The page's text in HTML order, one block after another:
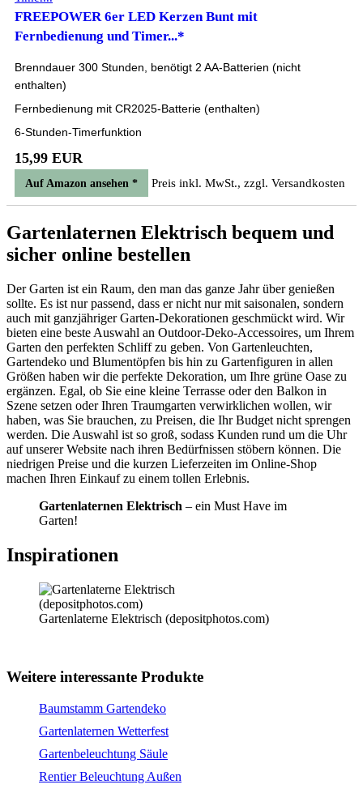
FREEPOWER 6er LED Kerzen Bunt mit
Fernbedienung und Timer...*
Brenndauer 300 Stunden, benötigt 2 AA-Batterien (nicht
enthalten)
Fernbedienung mit CR2025-Batterie (enthalten)
6-Stunden-Timerfunktion
15,99 EUR
Auf Amazon ansehen * Preis inkl. MwSt., zzgl. Versandkosten
Gartenlaternen Elektrisch bequem und
sicher online bestellen
Der Garten ist ein Raum, den man das ganze Jahr über genießen
sollte. Es ist nur passend, dass er nicht nur mit saisonalen, sondern
auch mit ganzjähriger Garten-Dekorationen geschmückt wird. Wir
bieten eine beste Auswahl an Outdoor-Deko-Accessoires, um Ihrem
Garten den perfekten Schliff zu geben. Von Gartenleuchten,
Gartendeko und Blumentöpfen bis hin zu Gartenfiguren in allen
Größen haben wir die perfekte Dekoration, um Ihre grüne Oase zu
ergänzen. Egal, ob Sie eine kleine Terrasse oder den Balkon in
Szene setzen oder Ihren Traumgarten verwirklichen wollen, wir
haben, was Sie brauchen, zu Preisen, die Ihr Budget nicht sprengen
werden. Die Auswahl ist so groß, sodass Kunden rund um die Uhr
auf unserer Website nach ihren Bedürfnissen stöbern können. Die
niedrigen Preise und die kurzen Lieferzeiten im Online-Shop
machen Ihren Einkauf zu einem tollen Erlebnis.
Gartenlaternen Elektrisch – ein Must Have im
Garten!
Inspirationen
Gartenlaterne Elektrisch (depositphotos.com)
Weitere interessante Produkte
Baumstamm Gartendeko
Gartenlaternen Wetterfest
Gartenbeleuchtung Säule
Rentier Beleuchtung Außen